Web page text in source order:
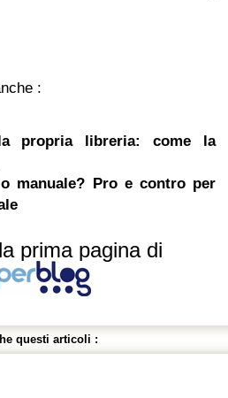
:
propria libreria: come la
manuale? Pro e contro per
prima pagina di
questi articoli :